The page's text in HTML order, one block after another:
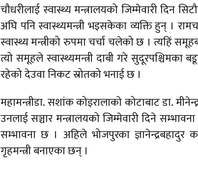
चौधरीलाई स्वास्थ्य मन्त्रालयको जिम्मेवारी दिन
अघि पनि स्वास्थ्यमन्त्री भइसकेका व्यक्ति हुन् ।
स्वास्थ्य मन्त्रीको रुपमा चर्चा चलेको छ । त्यहिं
त्यो समूहले स्वास्थ्यमन्त्री दाबी गरे सुदूरपश्चिमका
रहेको देउवा निकट स्रोतको भनाई छ ।
महामन्त्रीडा. सशांक कोइरालाको कोटाबाट डा.
उनलाई सञ्चार मन्त्रालयको जिम्मेवारी दिने
सम्भावना छ । अहिले भोजपुरका ज्ञानेन्द्रबहादुर
गृहमन्त्री बनाएका छन् ।